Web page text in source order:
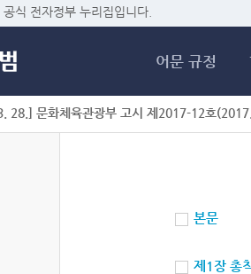
식 전자정부 누리집입니다.
어문 규정
28.] 문화체육관광부 고시 제2017-12호
본문
제1장 총